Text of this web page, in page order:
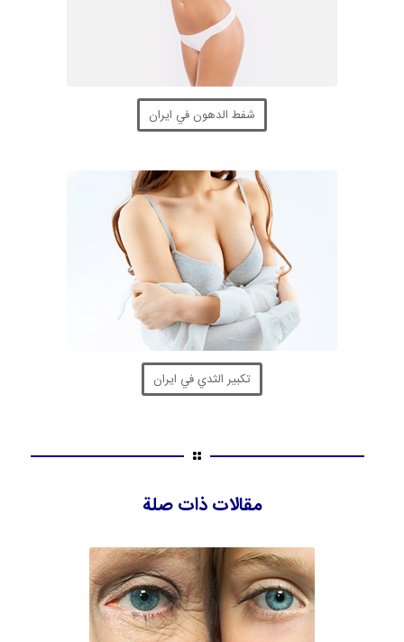
شفط الدهون في ايران
تكبير الثدي في ايران
مقالات ذات صلة